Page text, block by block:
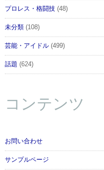
プロレス・格闘技 (48)
未分類 (108)
芸能・アイドル (499)
話題 (624)
コンテンツ
お問い合わせ
サンプルページ